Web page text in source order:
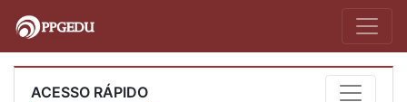
ACESSO RÁPIDO